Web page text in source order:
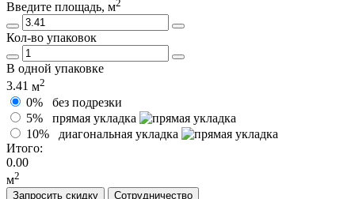
Введите площадь, м2
Кол-во упаковок
В одной упаковке
3.41 м2
0% без подрезки
5% прямая укладка
10% диагональная укладка
Итого:
0.00
м2
Запросить скидку
Сотрудничество